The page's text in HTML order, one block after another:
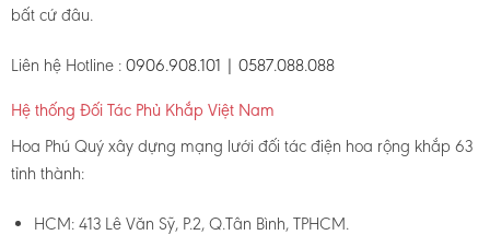
bất cứ đâu.
Liên hệ Hotline : 0906.908.101 | 0587.088.088
Hệ thống Đối Tác Phủ Khắp Việt Nam
Hoa Phú Quý xây dựng mạng lưới đối tác điện hoa rộng khắp 63
tỉnh thành:
HCM: 413 Lê Văn Sỹ, P.2, Q.Tân Bình, TPHCM.